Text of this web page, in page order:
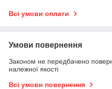
Всі умови оплати
Умови повернення
Законом не передбачено
належної якості
Всі умови повернення